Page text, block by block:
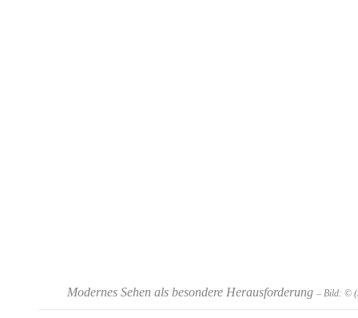
Modernes Sehen als besondere Herausforderung – Bild: ©